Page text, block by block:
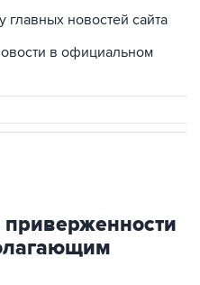
главных новостей сайта
в официальном